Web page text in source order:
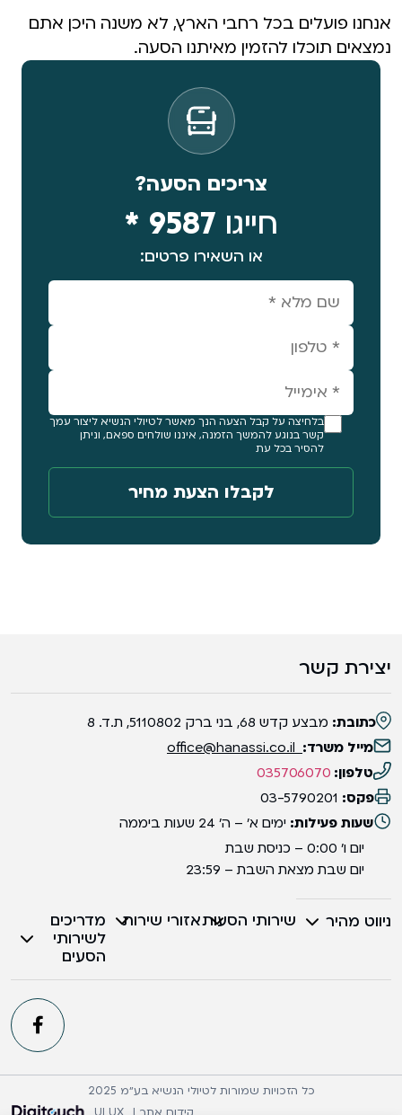
אנחנו פועלים בכל רחבי הארץ, לא משנה היכן אתם
נמצאים תוכלו להזמין מאיתנו הסעה.
צריכים הסעה?
חייגו 9587 *
או השאירו פרטים:
בלחיצה על קבל הצעה הנך מאשר לטיולי הנשיא ליצור עמך
קשר בנוגע להמשך הזמנה, איננו שולחים ספאם, וניתן
להסיר בכל עת
יצירת קשר
כתובת: מבצע קדש 68, בני ברק 5110802, ת.ד. 8
מייל משרד:
טלפון: 035706070
פקס: 03-5790201
שעות פעילות: ימים א' – ה' 24 שעות ביממה
יום ו' 0:00 – כניסת שבת
יום שבת מצאת השבת – 23:59
ניווט מהיר שירותי הסעותאזורי שירות
מדריכים
לשירותי
הסעים
כל הזכויות שמורות לטיולי הנשיא בע״מ 2025